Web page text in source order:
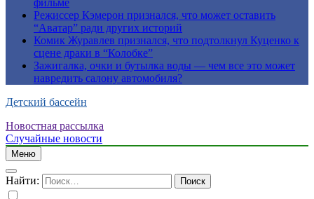
фильме
Режиссер Кэмерон признался, что может оставить
“Аватар” ради других историй
Комик Журавлев признался, что подтолкнул Куценко к
сцене драки в “Колобке”
Зажигалка, очки и бутылка воды — чем все это может
навредить салону автомобиля?
Детский бассейн
Новостная рассылка
Случайные новости
Меню
Найти: